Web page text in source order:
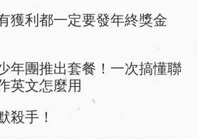
獲利都一定要發年終獎金
年團推出套餐！一次搞懂聯
英文怎麼用
殺手！